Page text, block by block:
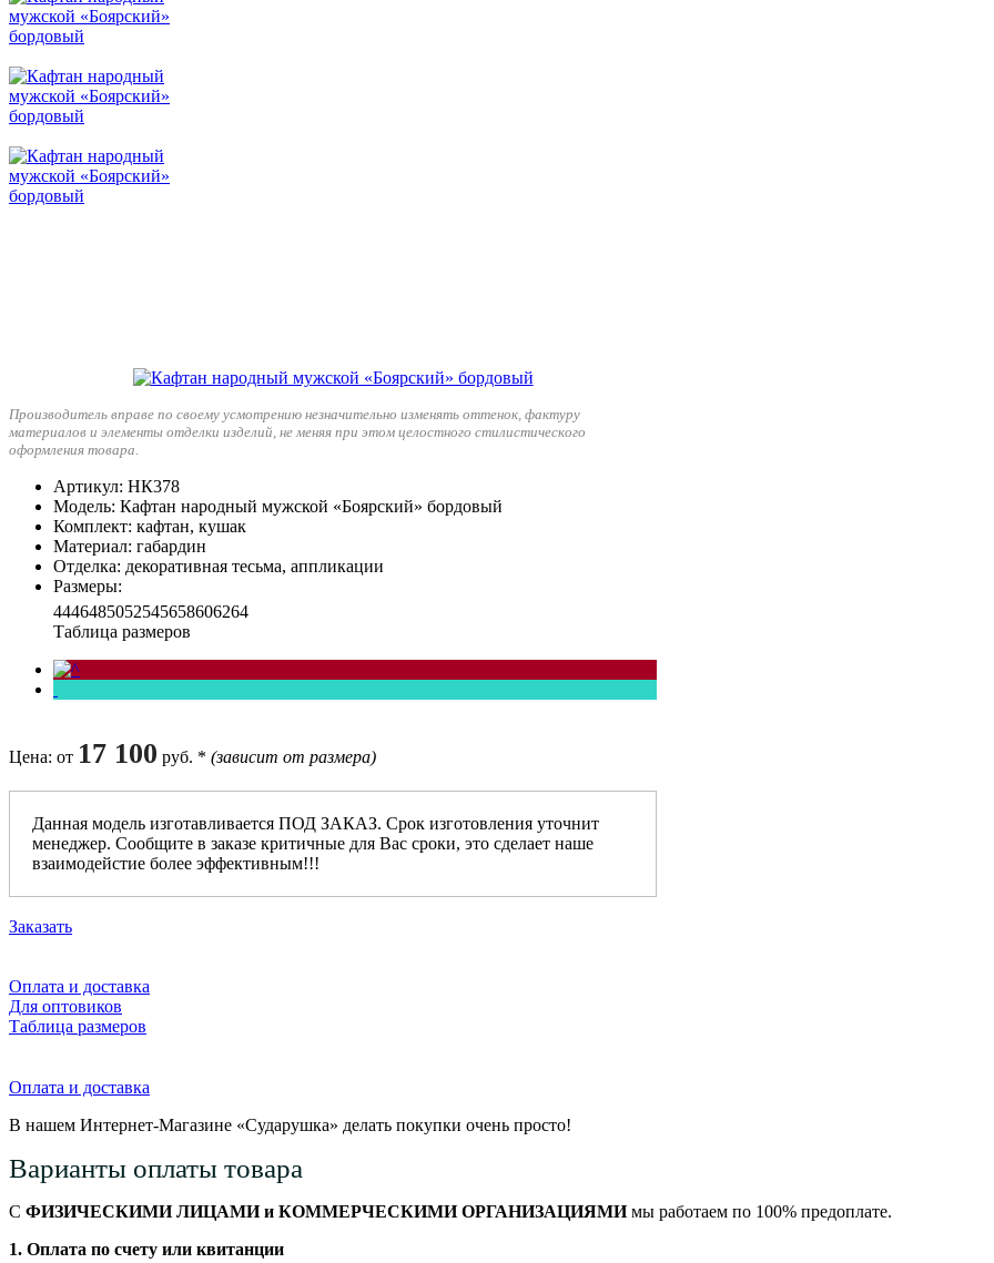
Производитель вправе по своему усмотрению незначительно изменять оттенок, фактуру
материалов и элементы отделки изделий, не меняя при этом целостного стилистического
оформления товара.
Артикул: НК378
Модель: Кафтан народный мужской «Боярский» бордовый
Комплект: кафтан, кушак
Материал: габардин
Отделка: декоративная тесьма, аппликации
Размеры:
4446485052545658606264
Таблица размеров
Цена: от 17 100 руб. * (зависит от размера)
Данная модель изготавливается ПОД ЗАКАЗ. Срок изготовления уточнит
менеджер. Сообщите в заказе критичные для Вас сроки, это сделает наше
взаимодейстие более эффективным!!!
Заказать
Оплата и доставка
Для оптовиков
Таблица размеров
Оплата и доставка
В нашем Интернет-Магазине «Сударушка» делать покупки очень просто!
Варианты оплаты товара
С ФИЗИЧЕСКИМИ ЛИЦАМИ и КОММЕРЧЕСКИМИ ОРГАНИЗАЦИЯМИмы работаем по 100% предоплате.
1. Оплата по счету или квитанции